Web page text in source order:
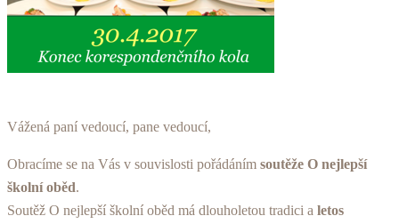
Vážená paní vedoucí, pane vedoucí,
Obracíme se na Vás v souvislosti pořádáním soutěže O nejlepší
školní oběd.
Soutěž O nejlepší školní oběd má dlouholetou tradici a letos